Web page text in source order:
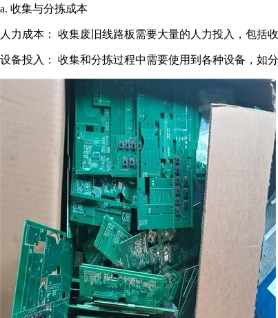
a. 收集与分拣成本
人力成本： 收集废旧线路板需要大量的人力投入，包括
设备投入： 收集和分拣过程中需要使用到各种设备，如